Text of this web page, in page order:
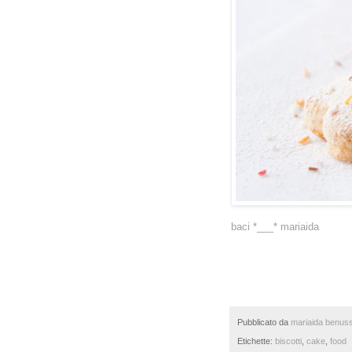
baci *___* mariaida
Pubblicato da mariaida
Etichette: biscotti cake food